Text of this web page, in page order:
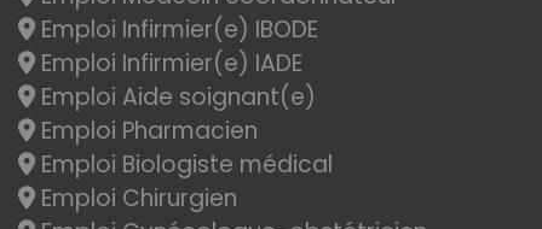
Emploi Infirmier(e) IBODE
Emploi Infirmier(e) IADE
Emploi Aide soignant(e)
Emploi Pharmacien
Emploi Biologiste médical
Emploi Chirurgien